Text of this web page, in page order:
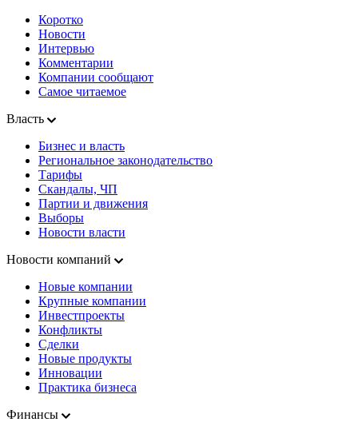
Коротко
Новости
Интервью
Комментарии
Компании сообщают
Самое читаемое
Власть
Бизнес и власть
Региональное законодательство
Тарифы
Скандалы, ЧП
Партии и движения
Выборы
Новости власти
Новости компаний
Новые компании
Крупные компании
Инвестпроекты
Конфликты
Сделки
Новые продукты
Инновации
Практика бизнеса
Финансы